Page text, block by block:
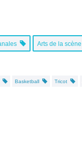
Arts de la scène
Basketball Tricot